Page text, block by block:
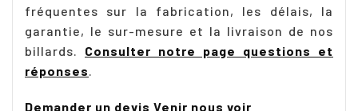
fréquentes sur la fabrication, les délais, la
garantie, le sur-mesure et la livraison de nos
billards. Consulter notre page questions et
réponses.
Demander un devis Venir nous voir